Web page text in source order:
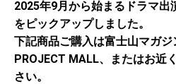
2025年9月から始まるドラマ出
をピックアップしました。
下記商品ご購入は富士山マガジ
PROJECT MALL、またはお近
さい。